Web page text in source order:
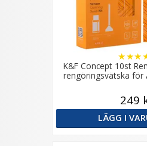
K&F Concept 10st
rengöringsvätska för
★★★
249
LÄGG I